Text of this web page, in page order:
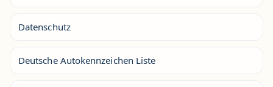
Datenschutz
Deutsche Autokennzeichen Liste